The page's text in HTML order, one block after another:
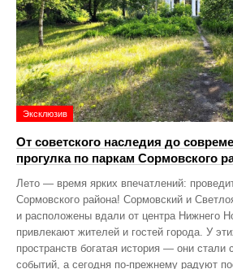
Эксклюзив
От советского наследия до
прогулка по паркам Сормовского
Лето — время ярких впечатлений:
Сормовского района! Сормовский и
и расположены вдали от центра Нижнего
привлекают жителей и гостей города. У
пространств богатая история — они стали
событий, а сегодня по‑прежнему радуют